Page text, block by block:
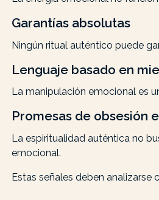
Garantías absolutas
Ningún ritual auténtico puede
Lenguaje basado en
La manipulación emocional es
Promesas de obsesión
La espiritualidad auténtica no
emocional.
Estas señales deben analizarse